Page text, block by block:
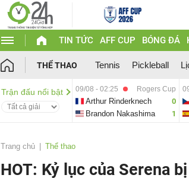
TIN TỨC AFF CUP BÓNG ĐÁ
THỂ THAO Tennis Pickleball
Trận đấu nổi bật 09/08 - 02:25 Rogers Cup
Arthur Rinderknech
0
Brandon Nakashima
1
Trang chủ Thể thao
HOT: Kỷ lục của Serena